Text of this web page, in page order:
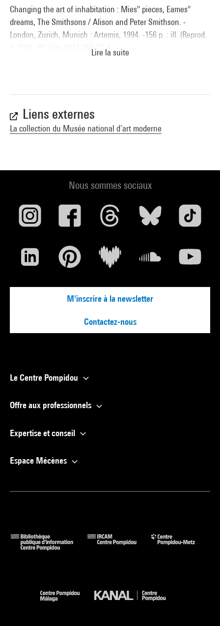
Changing the art of inhabitation : Mies'' pieces, Eames''
dreams, The Smithsons / Alison and Peter Smithson. -
London, Zurich, Munich : Artemis, 1994. -156 p. : ill. (Reprod.
p. 108) . N° isbn 1874-056-37-4
Academy, 1977. - 224 p. (Reprod. p. 43,184) . N° issn 1-85490-
495-7
Voir la notice sur le portail de la Bibliothèque Kandinsky
179) . N° isbn 1-580-93050-6
Superarchitecture : le futur de l''architecture 1950-1970 /
(Reprod. p. 39, cit. en réf. au même projet, p. 38-41) . N° isbn
2-903539-68-5
Lire la suite
Liens externes
La collection du Musée national d’art moderne
Nous sommes sociaux
M'inscrire à la newsletter
Contactez-nous
Le Centre Pompidou
Offre aux professionnels
Expertise et conseil
Espace Mécènes